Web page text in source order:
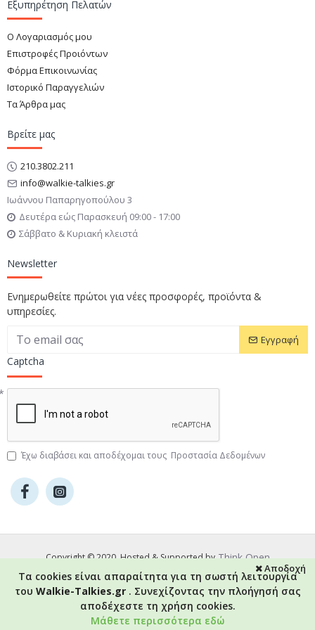
Καλάθι
Εξυπηρέτηση Πελατών
Ο Λογαριασμός μου
Επιστροφές Προιόντων
Φόρμα Επικοινωνίας
Ιστορικό Παραγγελιών
Τα Άρθρα μας
Βρείτε μας
210.3802.211
info@walkie-talkies.gr
Ιωάννου Παπαρηγοπούλου 3
Δευτέρα εώς Παρασκευή 09:00 - 17:00
Σάββατο & Κυριακή κλειστά
Newsletter
Ενημερωθείτε πρώτοι για νέες προσφορές, προϊόντα &
υπηρεσίες.
Εγγραφή
Captcha
Έχω διαβάσει και αποδέχομαι τους Προστασία Δεδομένων
Copyright © 2020, Hosted & Supported byThink Open
Αποδοχή
Τα cookies είναι απαραίτητα για τη σωστή λειτουργία
του Walkie-Talkies.gr . Συνεχίζοντας την πλοήγησή σας
αποδέχεστε τη χρήση cookies.
Μάθετε περισσότερα εδώ